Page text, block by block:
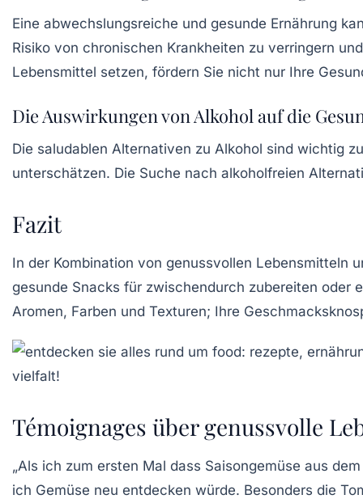
Eine abwechslungsreiche und gesunde Ernährung
Risiko von chronischen Krankheiten zu verringern
Lebensmittel setzen, fördern Sie nicht nur Ihre
Die Auswirkungen von Alkohol auf die
Die saludablen Alternativen zu Alkohol sind wichtig
unterschätzen. Die Suche nach alkoholfreien
Fazit
In der Kombination von genussvollen Lebensmitteln
gesunde Snacks für zwischendurch zubereiten oder
Aromen, Farben und Texturen; Ihre
Témoignages über genussvolle
„Als ich zum ersten Mal dass Saisongemüse aus
ich Gemüse neu entdecken würde. Besonders die